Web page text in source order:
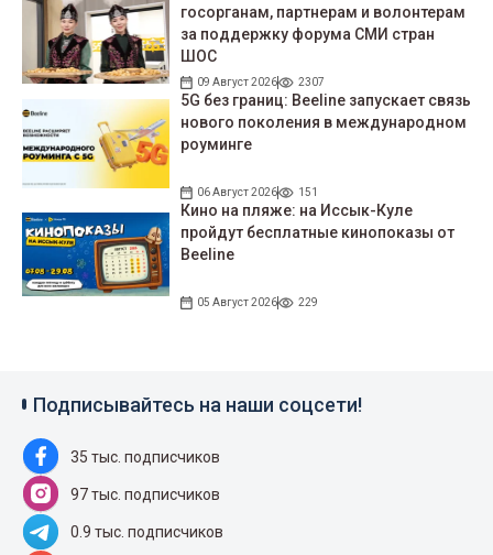
госорганам, партнерам и волонтерам
за поддержку форума СМИ стран
ШОС
09 Август 2026 2307
5G без границ: Beeline запускает связь
нового поколения в международном
роуминге
06 Август 2026 151
Кино на пляже: на Иссык-Куле
пройдут беcплатные кинопоказы от
Beeline
05 Август 2026 229
Подписывайтесь на наши соцсети!
35 тыс. подписчиков
97 тыс. подписчиков
0.9 тыс. подписчиков